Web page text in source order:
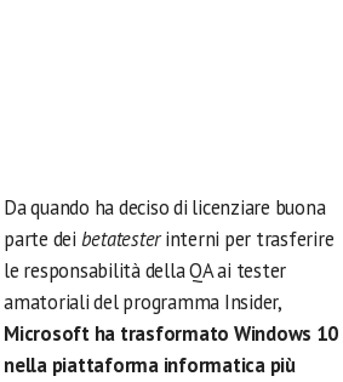
Da quando ha deciso di licenziare buona
parte dei betatesterinterni per trasferire
le responsabilità della QA ai tester
amatoriali del programma Insider,
Microsoft ha trasformato Windows 10
nella piattaforma informatica più